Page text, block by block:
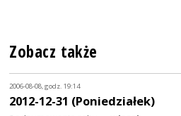
Zobacz także
2006-08-08, godz. 19:14
2012-12-31 (Poniedziałek)